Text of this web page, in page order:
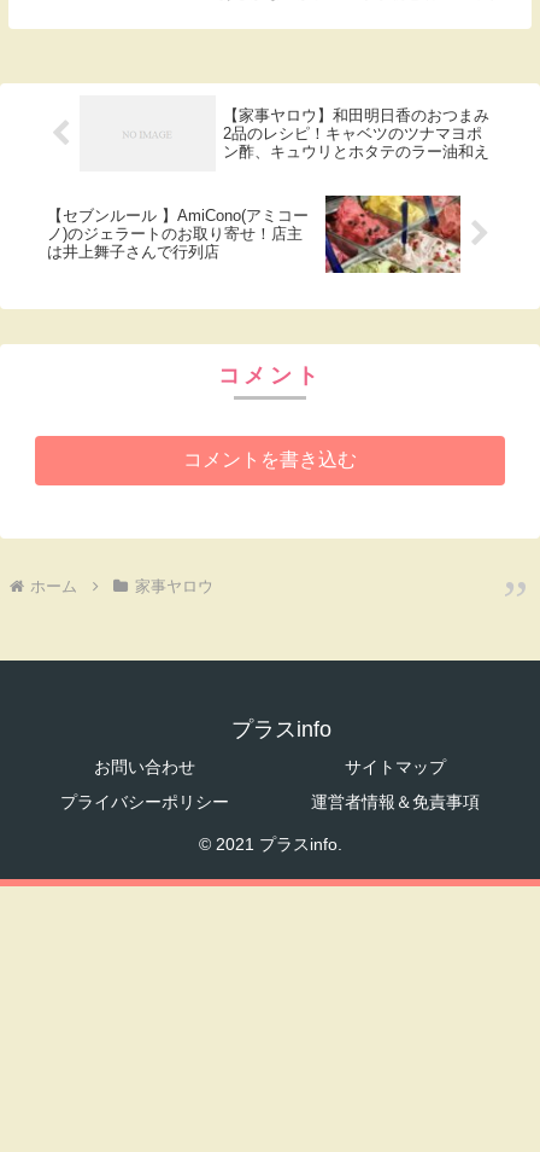
（メイプル超合金）3人が判定。こちらで
【家事ヤロウ】和田明日香のおつまみ
2品のレシピ！キャベツのツナマヨポ
ン酢、キュウリとホタテのラー油和え
【セブンルール 】AmiCono(アミコー
ノ)のジェラートのお取り寄せ！店主
は井上舞子さんで行列店
コメント
コメントを書き込む
ホーム 家事ヤロウ
プラスinfo
お問い合わせ
サイトマップ
プライバシーポリシー
運営者情報＆免責事項
© 2021 プラスinfo.